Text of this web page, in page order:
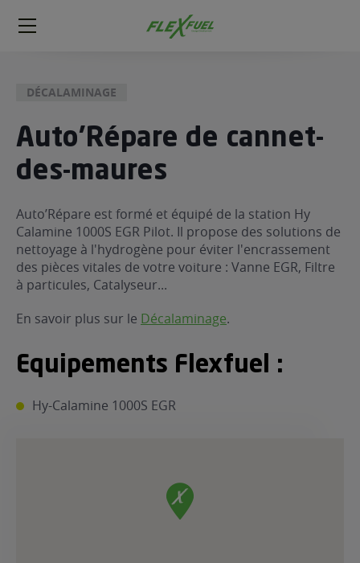
FlexFuel
Méga
?
du carburant avec
le Superéthanol
garagiste
DÉCALAMINAGE
Auto'Répare de cannet-
des-maures
Auto’Répare est formé et équipé de la station Hy
Calamine 1000S EGR Pilot. Il propose des solutions de
nettoyage à l'hydrogène pour éviter l'encrassement
des pièces vitales de votre voiture : Vanne EGR, Filtre
à particules, Catalyseur...
En savoir plus sur le Décalaminage.
Equipements Flexfuel :
Hy-Calamine 1000S EGR